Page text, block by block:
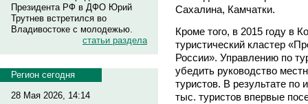
Президента РФ в ДФО Юрий
Трутнев встретился во
Владивостоке с молодежью.
статьи раздела
Регион сегодня
28 Мая 2026, 14:14
Сахалина, Камчатки.
Кроме того, в 2015 году в
туристический кластер
России». Управлению по
убедить руководство
туристов. В результате по
тыс. туристов впервые